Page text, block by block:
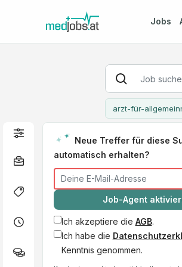
Jobs
arzt-für-
Neue Treffer für diese
automatisch erhalten?
Job-Agent
Ich akzeptiere die AGB.
Ich habe die
Kenntnis genommen.